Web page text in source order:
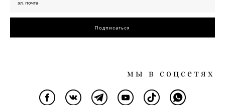
Подписаться
мы в соцсетях